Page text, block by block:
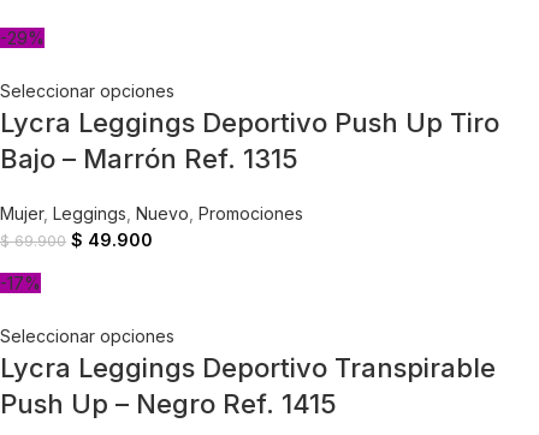
-29%
Seleccionar opciones
Lycra Leggings Deportivo Push Up Tiro
Bajo – Marrón Ref. 1315
Mujer, Leggings Nuevo Promociones
$69.900 $ 49.900
-17%
Seleccionar opciones
Lycra Leggings Deportivo Transpirable
Push Up – Negro Ref. 1415